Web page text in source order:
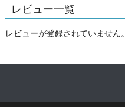
レビュー一覧
レビューが登録されていません。